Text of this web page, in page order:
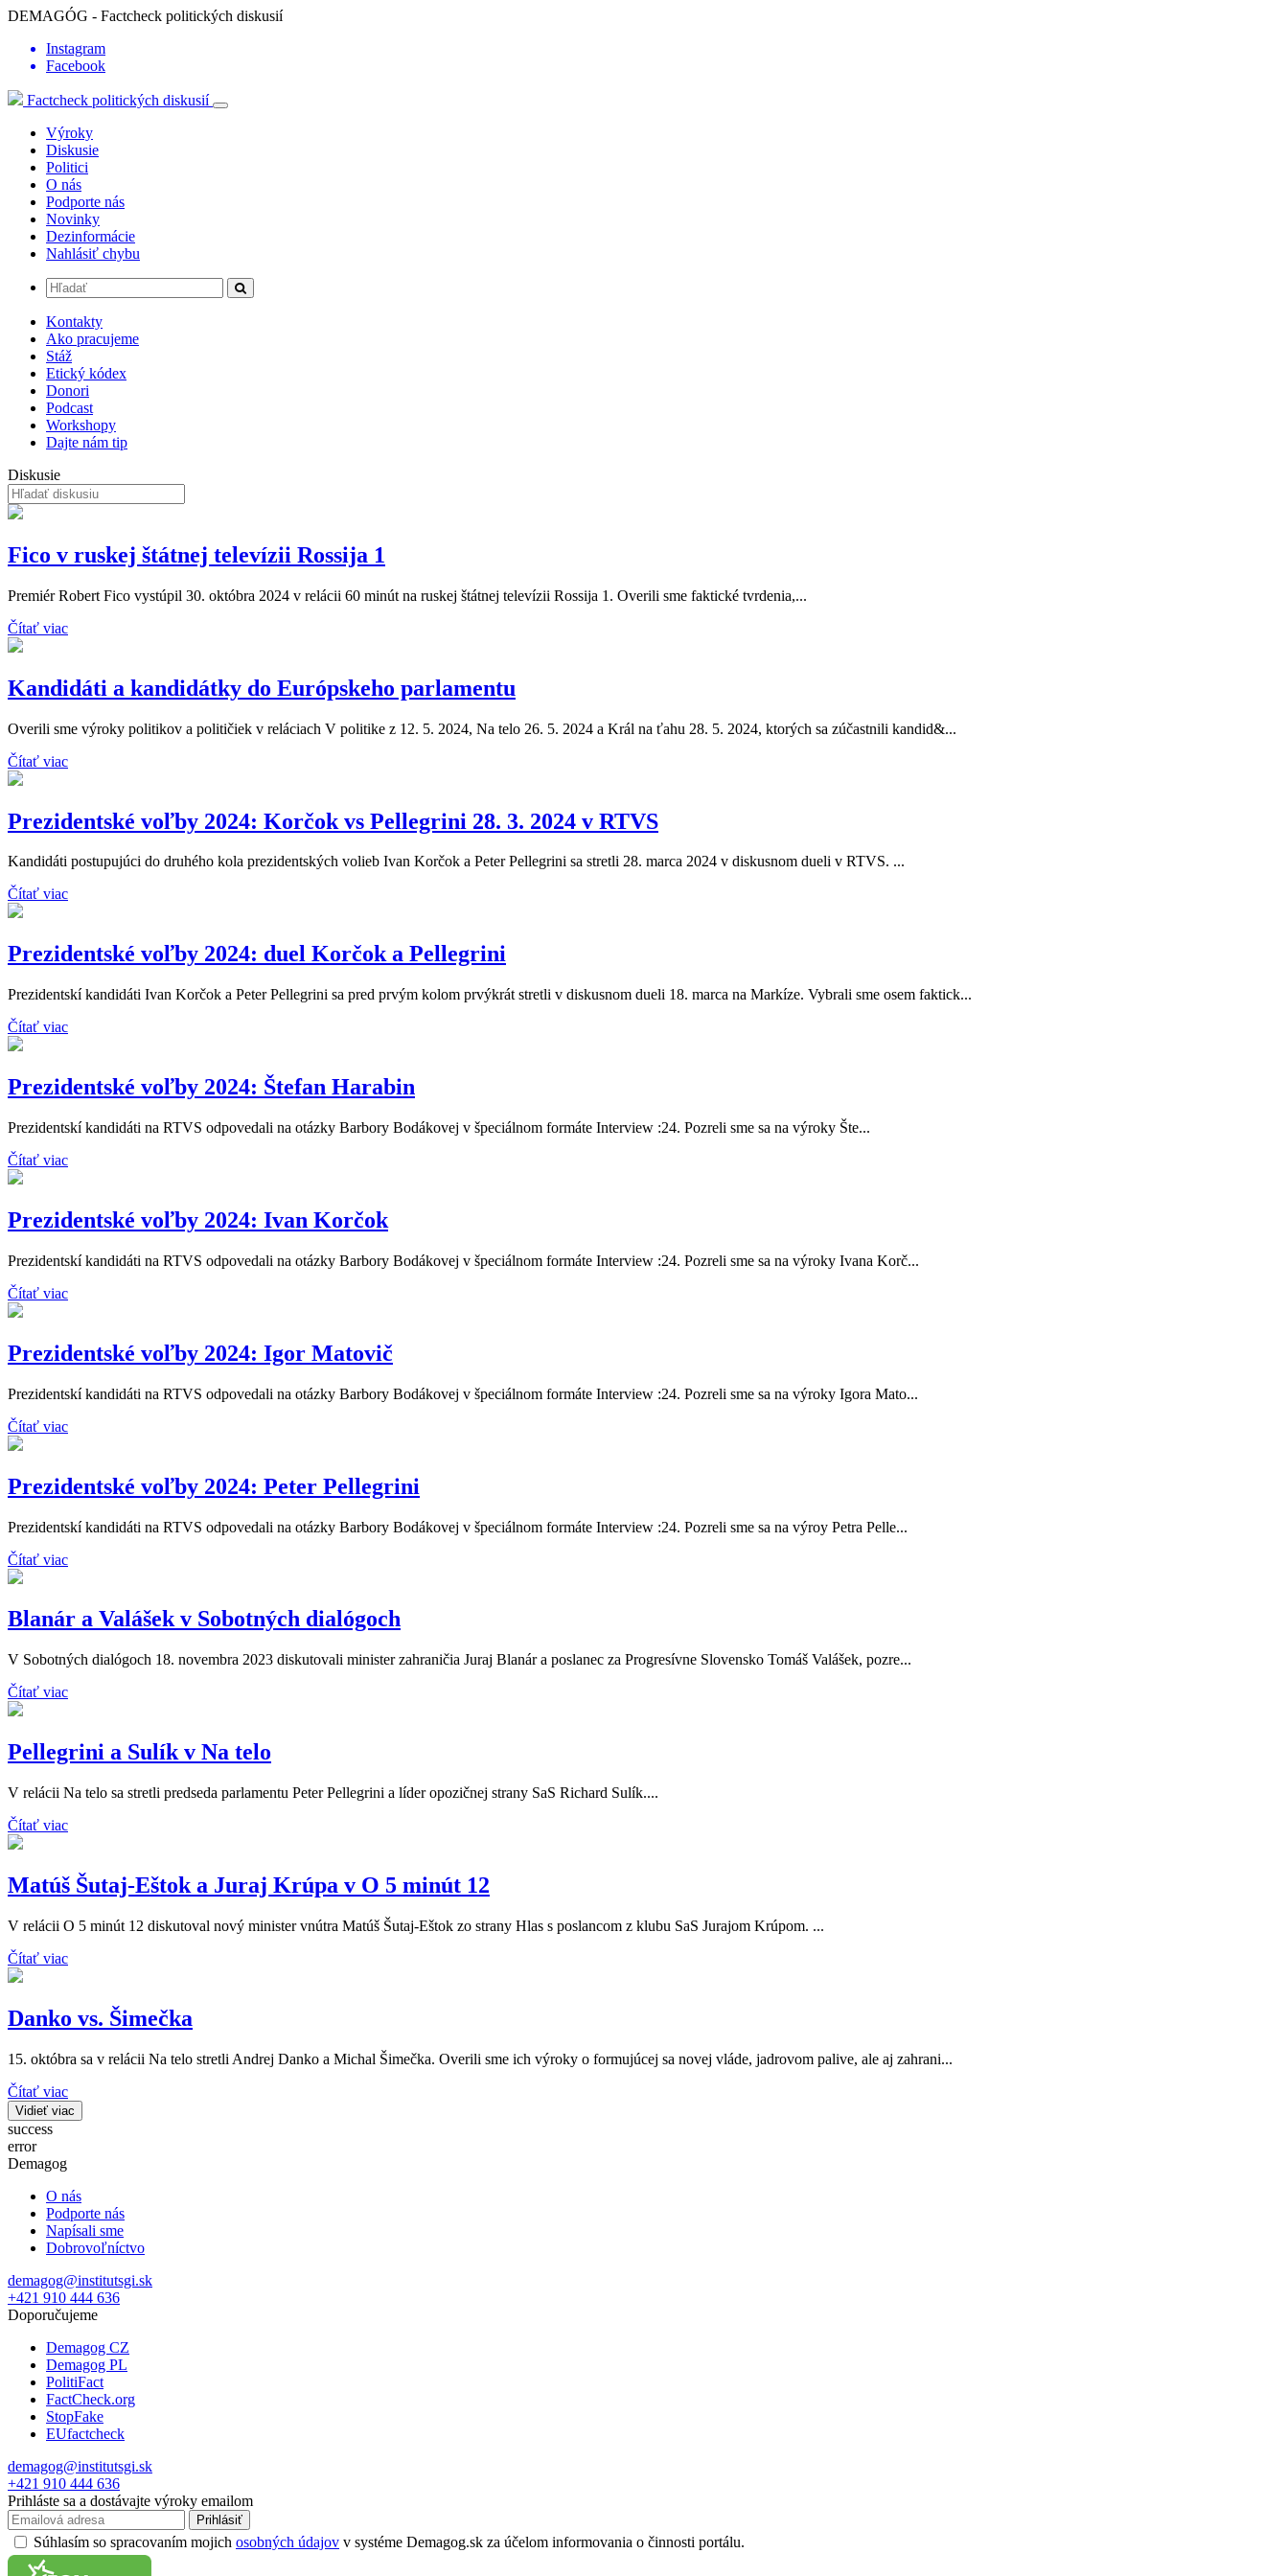
DEMAGÓG - Factcheck politických diskusií
Instagram
Facebook
Factcheck politických diskusií
Výroky
Diskusie
Politici
O nás
Podporte nás
Novinky
Dezinformácie
Nahlásiť chybu
Kontakty
Ako pracujeme
Stáž
Etický kódex
Donori
Podcast
Workshopy
Dajte nám tip
Diskusie
Fico v ruskej štátnej televízii Rossija 1
Premiér Robert Fico vystúpil 30. októbra 2024 v relácii 60 minút na ruskej štátnej televízii Rossija 1. Overili sme faktické tvrdenia,...
Čítať viac
Kandidáti a kandidátky do Európskeho parlamentu
Overili sme výroky politikov a političiek v reláciach V politike z 12. 5. 2024, Na telo 26. 5. 2024 a Král na ťahu 28. 5. 2024, ktorých sa zúčastnili kandid&...
Čítať viac
Prezidentské voľby 2024: Korčok vs Pellegrini 28. 3. 2024 v RTVS
Kandidáti postupujúci do druhého kola prezidentských volieb Ivan Korčok a Peter Pellegrini sa stretli 28. marca 2024 v diskusnom dueli v RTVS. ...
Čítať viac
Prezidentské voľby 2024: duel Korčok a Pellegrini
Prezidentskí kandidáti Ivan Korčok a Peter Pellegrini sa pred prvým kolom prvýkrát stretli v diskusnom dueli 18. marca na Markíze. Vybrali sme osem faktick...
Čítať viac
Prezidentské voľby 2024: Štefan Harabin
Prezidentskí kandidáti na RTVS odpovedali na otázky Barbory Bodákovej v špeciálnom formáte Interview :24. Pozreli sme sa na výroky Šte...
Čítať viac
Prezidentské voľby 2024: Ivan Korčok
Prezidentskí kandidáti na RTVS odpovedali na otázky Barbory Bodákovej v špeciálnom formáte Interview :24. Pozreli sme sa na výroky Ivana Korč...
Čítať viac
Prezidentské voľby 2024: Igor Matovič
Prezidentskí kandidáti na RTVS odpovedali na otázky Barbory Bodákovej v špeciálnom formáte Interview :24. Pozreli sme sa na výroky Igora Mato...
Čítať viac
Prezidentské voľby 2024: Peter Pellegrini
Prezidentskí kandidáti na RTVS odpovedali na otázky Barbory Bodákovej v špeciálnom formáte Interview :24. Pozreli sme sa na výroy Petra Pelle...
Čítať viac
Blanár a Valášek v Sobotných dialógoch
V Sobotných dialógoch 18. novembra 2023 diskutovali minister zahraničia Juraj Blanár a poslanec za Progresívne Slovensko Tomáš Valášek, pozre...
Čítať viac
Pellegrini a Sulík v Na telo
V relácii Na telo sa stretli predseda parlamentu Peter Pellegrini a líder opozičnej strany SaS Richard Sulík....
Čítať viac
Matúš Šutaj-Eštok a Juraj Krúpa v O 5 minút 12
V relácii O 5 minút 12 diskutoval nový minister vnútra Matúš Šutaj-Eštok zo strany Hlas s poslancom z klubu SaS Jurajom Krúpom. ...
Čítať viac
Danko vs. Šimečka
15. októbra sa v relácii Na telo stretli Andrej Danko a Michal Šimečka. Overili sme ich výroky o formujúcej sa novej vláde, jadrovom palive, ale aj zahrani...
Čítať viac
Vidieť viac
success
error
Demagog
O nás
Podporte nás
Napísali sme
Dobrovoľníctvo
demagog@institutsgi.sk
+421 910 444 636
Doporučujeme
Demagog CZ
Demagog PL
PolitiFact
FactCheck.org
StopFake
EUfactcheck
demagog@institutsgi.sk
+421 910 444 636
Prihláste sa a dostávajte výroky emailom
Prihlásiť
Súhlasím so spracovaním mojich osobných údajov v systéme Demagog.sk za účelom informovania o činnosti portálu.